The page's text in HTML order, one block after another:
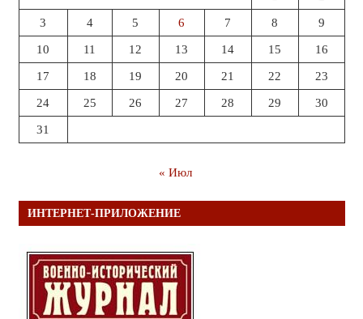
3 4 5 6 7 8 9
10 11 12 13 14 15 16
17 18 19 20 21 22 23
24 25 26 27 28 29 30
31
« Июл
ИНТЕРНЕТ-ПРИЛОЖЕНИЕ